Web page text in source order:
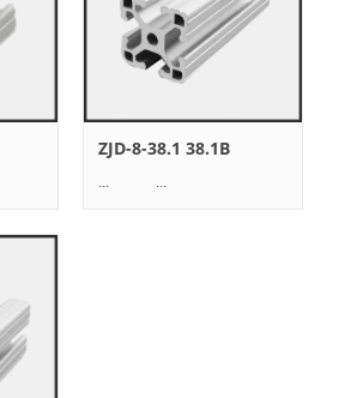
ZJD-8-38.1 38.1B
... ...